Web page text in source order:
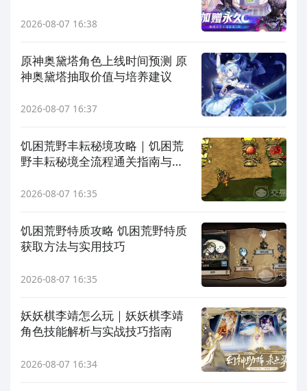
2026-08-07 16:38
原神奥黛塔角色上线时间预测 原
神奥黛塔抽取价值与培养建议
2026-08-07 16:37
饥困荒野丰耘秘境攻略｜饥困荒
野丰耘秘境全流程通关指南与资
2026-08-07 16:35
饥困荒野特质攻略 饥困荒野特质
获取方法与实用技巧
2026-08-07 16:35
妖妖棋李靖怎么玩｜妖妖棋李靖
角色技能解析与实战技巧指南
2026-08-07 16:34